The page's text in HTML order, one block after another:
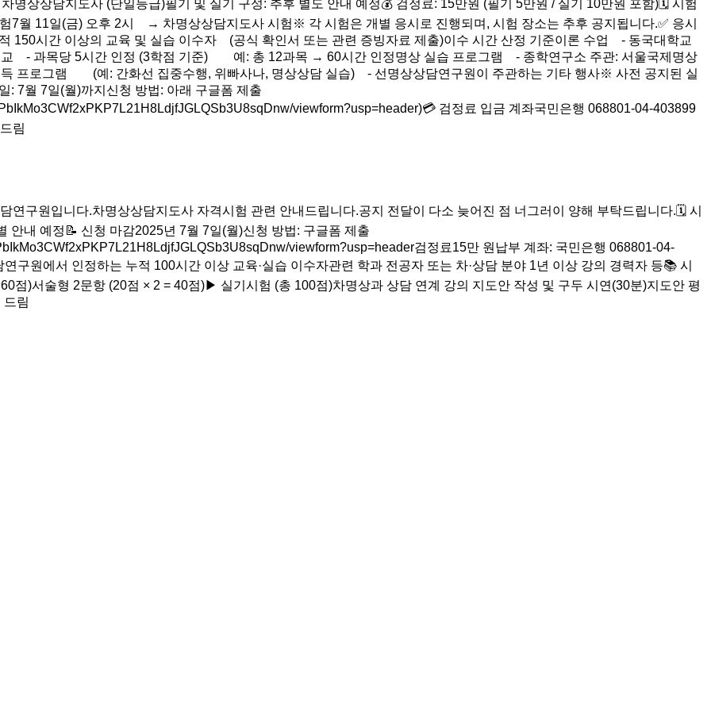
명상상담지도사 (단일등급)필기 및 실기 구성: 추후 별도 안내 예정💰 검정료: 15만원 (필기 5만원 / 실기 10만원 포함)🗓️ 시험
월 11일(금) 오후 2시 → 차명상상담지도사 시험※ 각 시험은 개별 응시로 진행되며, 시험 장소는 추후 공지됩니다.✅ 응시
150시간 이상의 교육 및 실습 이수자 (공식 확인서 또는 관련 증빙자료 제출)이수 시간 산정 기준이론 수업 - 동국대학교
교 - 과목당 5시간 인정 (3학점 기준) 예: 총 12과목 → 60시간 인정명상 실습 프로그램 - 종학연구소 주관: 서울국제명상
프로그램 (예: 간화선 집중수행, 위빠사나, 명상상담 실습) - 선명상상담연구원이 주관하는 기타 행사※ 사전 공지된 실
: 7월 7일(월)까지신청 방법: 아래 구글폼 제출
viewform?usp=header)💳 검정료 입금 계좌국민은행 068801-04-403899
림
연구원입니다.차명상상담지도사 자격시험 관련 안내드립니다.공지 전달이 다소 늦어진 점 너그러이 양해 부탁드립니다.🗓 시
안내 예정📝 신청 마감2025년 7월 7일(월)신청 방법: 구글폼 제출
viewform?usp=header검정료15만 원납부 계좌: 국민은행 068801-04-
구원에서 인정하는 누적 100시간 이상 교육·실습 이수자관련 학과 전공자 또는 차·상담 분야 1년 이상 강의 경력자 등📚 시
점)서술형 2문항 (20점 × 2 = 40점)▶ 실기시험 (총 100점)차명상과 상담 연계 강의 지도안 작성 및 구두 시연(30분)지도안 평
드림